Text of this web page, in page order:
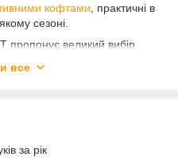
кофтами , практичні в
сезоні.
пропонує великий вибір
постачальниками, які
можна з будь-якої точки
покупки в будь-
все
за рік